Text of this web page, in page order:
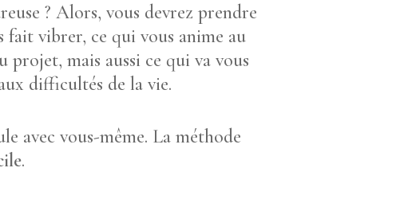
? Alors, vous devrez prendre
fait vibrer, ce qui vous anime au
mais aussi ce qui va vous
difficultés de la vie.
avec vous-même. La méthode
.